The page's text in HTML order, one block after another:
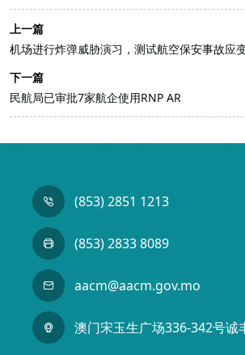
上一篇
机场进行炸弹威胁演习，测试航空保安事故应
下一篇
民航局已审批7家航企使用RNP AR
(853) 2851 1213
(853) 2833 8089
aacm@aacm.gov.mo
澳门宋玉生广场336-342号诚